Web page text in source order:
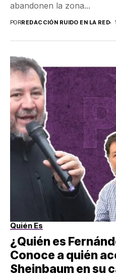
abandonen la zona...
PORREDACCIÓN RUIDO EN LA RED
Quién Es
¿Quién es
Conoce a quién
Sheinbaum en su